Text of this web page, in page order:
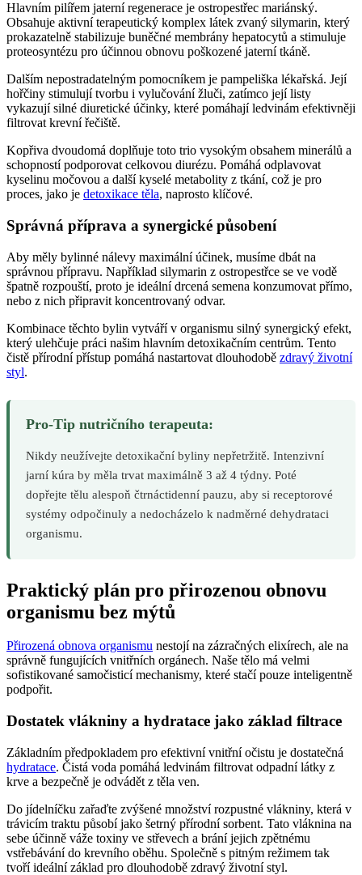
Hlavním pilířem jaterní regenerace je ostropestřec mariánský.
Obsahuje aktivní terapeutický komplex látek zvaný silymarin, který
prokazatelně stabilizuje buněčné membrány hepatocytů a stimuluje
proteosyntézu pro účinnou obnovu poškozené jaterní tkáně.
Dalším nepostradatelným pomocníkem je pampeliška lékařská. Její
hořčiny stimulují tvorbu i vylučování žluči, zatímco její listy
vykazují silné diuretické účinky, které pomáhají ledvinám efektivněji
filtrovat krevní řečiště.
Kopřiva dvoudomá doplňuje toto trio vysokým obsahem minerálů a
schopností podporovat celkovou diurézu. Pomáhá odplavovat
kyselinu močovou a další kyselé metabolity z tkání, což je pro
proces, jako je detoxikace těla, naprosto klíčové.
Správná příprava a synergické působení
Aby měly bylinné nálevy maximální účinek, musíme dbát na
správnou přípravu. Například silymarin z ostropestřce se ve vodě
špatně rozpouští, proto je ideální drcená semena konzumovat přímo,
nebo z nich připravit koncentrovaný odvar.
Kombinace těchto bylin vytváří v organismu silný synergický efekt,
který ulehčuje práci našim hlavním detoxikačním centrům. Tento
čistě přírodní přístup pomáhá nastartovat dlouhodobě zdravý životní
styl.
Pro-Tip nutričního terapeuta:
Nikdy neužívejte detoxikační byliny nepřetržitě. Intenzivní
jarní kúra by měla trvat maximálně 3 až 4 týdny. Poté
dopřejte tělu alespoň čtrnáctidenní pauzu, aby si receptorové
systémy odpočinuly a nedocházelo k nadměrné dehydrataci
organismu.
Praktický plán pro přirozenou obnovu
organismu bez mýtů
Přirozená obnova organismu nestojí na zázračných elixírech, ale na
správně fungujících vnitřních orgánech. Naše tělo má velmi
sofistikované samočisticí mechanismy, které stačí pouze inteligentně
podpořit.
Dostatek vlákniny a hydratace jako základ filtrace
Základním předpokladem pro efektivní vnitřní očistu je dostatečná
hydratace. Čistá voda pomáhá ledvinám filtrovat odpadní látky z
krve a bezpečně je odvádět z těla ven.
Do jídelníčku zařaďte zvýšené množství rozpustné vlákniny, která v
trávicím traktu působí jako šetrný přírodní sorbent. Tato vláknina na
sebe účinně váže toxiny ve střevech a brání jejich zpětnému
vstřebávání do krevního oběhu. Společně s pitným režimem tak
tvoří ideální základ pro dlouhodobě zdravý životní styl.